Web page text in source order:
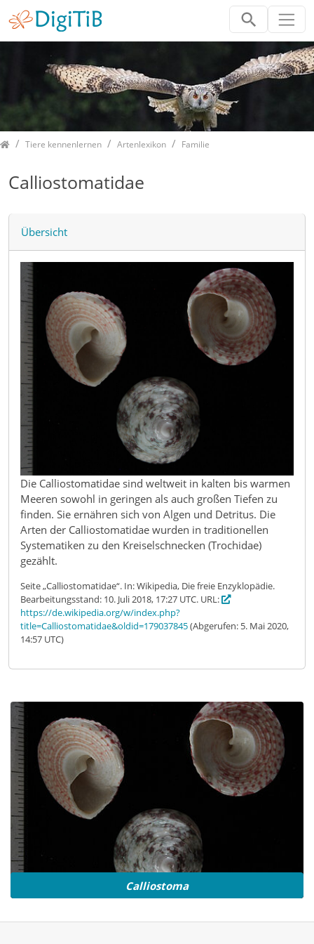
HomeTiere kennenlernen Artenlexikon Familie
Calliostomatidae
Übersicht
Die Calliostomatidae sind weltweit in kalten bis warmen
Meeren sowohl in geringen als auch großen Tiefen zu
finden. Sie ernähren sich von Algen und Detritus. Die
Arten der Calliostomatidae wurden in traditionellen
Systematiken zu den Kreiselschnecken (Trochidae)
gezählt.
Seite „Calliostomatidae“. In: Wikipedia, Die freie Enzyklopädie.
Bearbeitungsstand: 10. Juli 2018, 17:27 UTC. URL:
https://de.wikipedia.org/w/index.php?
title=Calliostomatidae&oldid=179037845(Abgerufen: 5. Mai 2020,
14:57 UTC)
Calliostoma